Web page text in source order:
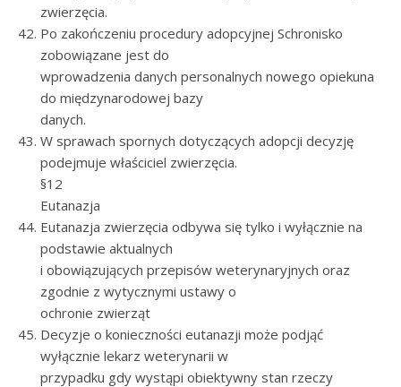
zwierzęcia.
Po zakończeniu procedury adopcyjnej Schronisko
zobowiązane jest do
wprowadzenia danych personalnych nowego opiekuna
do międzynarodowej bazy
danych.
W sprawach spornych dotyczących adopcji decyzję
podejmuje właściciel zwierzęcia.
§12
Eutanazja
Eutanazja zwierzęcia odbywa się tylko i wyłącznie na
podstawie aktualnych
i obowiązujących przepisów weterynaryjnych oraz
zgodnie z wytycznymi ustawy o
ochronie zwierząt
Decyzje o konieczności eutanazji może podjąć
wyłącznie lekarz weterynarii w
przypadku gdy wystąpi obiektywny stan rzeczy